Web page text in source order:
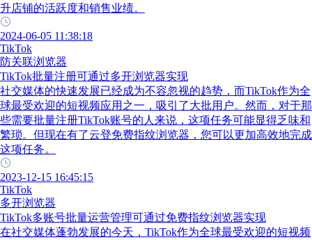
升店铺的活跃度和销售业绩。
2024-06-05 11:38:18
TikTok
防关联浏览器
TikTok批量注册可通过多开浏览器实现
社交媒体的快速发展已经成为不容忽视的趋势，而TikTok作为全
球最受欢迎的短视频应用之一，吸引了大批用户。然而，对于那
些需要批量注册TikTok账号的人来说，这项任务可能显得乏味和
繁琐。但现在有了云登免费指纹浏览器，您可以更加高效地完成
这项任务。
2023-12-15 16:45:15
TikTok
多开浏览器
TikTok多账号批量运营管理可通过免费指纹浏览器实现
在社交媒体蓬勃发展的今天，TikTok作为全球最受欢迎的短视频